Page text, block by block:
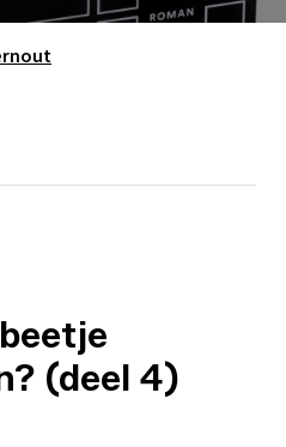
(deel 4)